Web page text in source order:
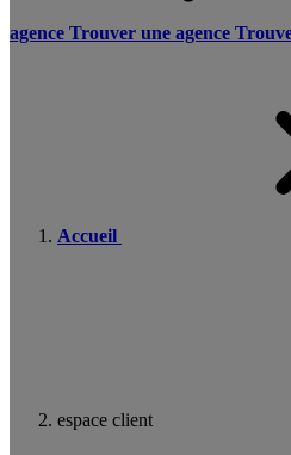
agence Trouver une agence
Accueil
espace client